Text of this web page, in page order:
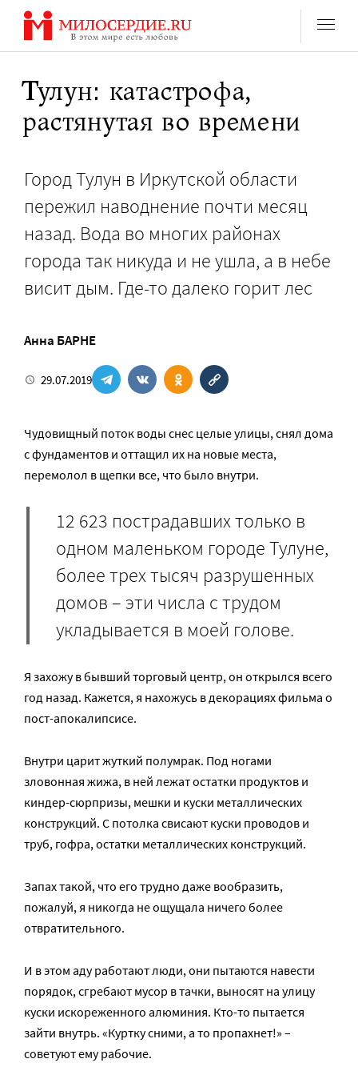
Перейти
содержанию
Тулун: катастрофа,
растянутая во времени
Город Тулун в Иркутской области
пережил наводнение почти месяц
назад. Вода во многих районах
города так никуда и не ушла, а в небе
висит дым. Где-то далеко горит лес
Анна БАРНЕ
29.07.2019
Чудовищный поток воды снес целые улицы, снял дома
с фундаментов и оттащил их на новые места,
перемолол в щепки все, что было внутри.
12 623 пострадавших только в
одном маленьком городе Тулуне,
более трех тысяч разрушенных
домов – эти числа с трудом
укладывается в моей голове.
Я захожу в бывший торговый центр, он открылся всего
год назад. Кажется, я нахожусь в декорациях фильма о
пост-апокалипсисе.
Внутри царит жуткий полумрак. Под ногами
зловонная жижа, в ней лежат остатки продуктов и
киндер-сюрпризы, мешки и куски металлических
конструкций. С потолка свисают куски проводов и
труб, гофра, остатки металлических конструкций.
Запах такой, что его трудно даже вообразить,
пожалуй, я никогда не ощущала ничего более
отвратительного.
И в этом аду работают люди, они пытаются навести
порядок, сгребают мусор в тачки, выносят на улицу
куски искореженного алюминия. Кто-то пытается
зайти внутрь. «Куртку сними, а то пропахнет!» –
советуют ему рабочие.